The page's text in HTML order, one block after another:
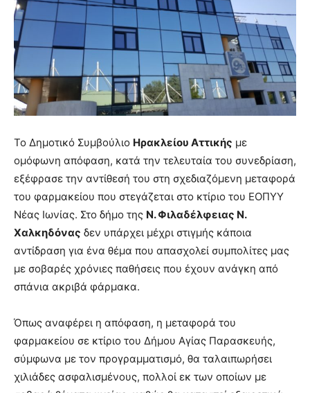
Το Δημοτικό Συμβούλιο Ηρακλείου Αττικής με
ομόφωνη απόφαση, κατά την τελευταία του συνεδρίαση,
εξέφρασε την αντίθεσή του στη σχεδιαζόμενη μεταφορά
του φαρμακείου που στεγάζεται στο κτίριο του ΕΟΠΥΥ
Νέας Ιωνίας. Στο δήμο της Ν. Φιλαδέλφειας Ν.
Χαλκηδόνας δεν υπάρχει μέχρι στιγμής κάποια
αντίδραση για ένα θέμα που απασχολεί συμπολίτες μας
με σοβαρές χρόνιες παθήσεις που έχουν ανάγκη από
σπάνια ακριβά φάρμακα.
Όπως αναφέρει η απόφαση, η μεταφορά του
φαρμακείου σε κτίριο του Δήμου Αγίας Παρασκευής,
σύμφωνα με τον προγραμματισμό, θα ταλαιπωρήσει
χιλιάδες ασφαλισμένους, πολλοί εκ των οποίων με